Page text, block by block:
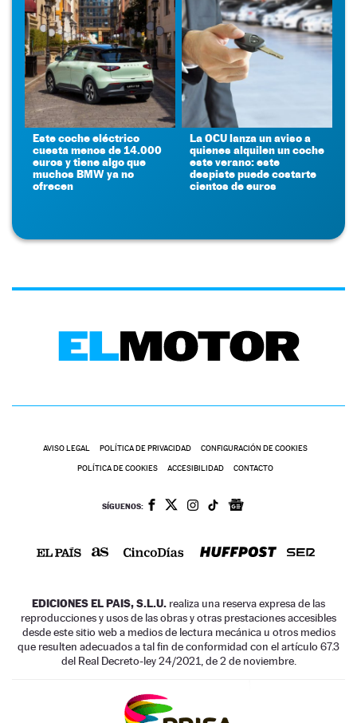
Este coche eléctrico
cuesta menos de 14.000
euros y tiene algo que
muchos BMW ya no
ofrecen
La OCU lanza un aviso a
quienes alquilen un coche
este verano: este
despiste puede costarte
cientos de euros
AVISO LEGAL POLÍTICA DE PRIVACIDAD CONFIGURACIÓN DE COOKIES
POLÍTICA DE COOKIES ACCESIBILIDAD CONTACTO
SÍGUENOS:
EDICIONES EL PAIS, S.L.U. realiza una reserva expresa de las
reproducciones y usos de las obras y otras prestaciones accesibles
desde este sitio web a medios de lectura mecánica u otros medios
que resulten adecuados a tal fin de conformidad con el artículo 67.3
del Real Decreto-ley 24/2021, de 2 de noviembre.